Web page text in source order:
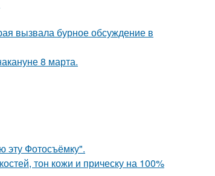
вызвала бурное обсуждение в
8 марта.
эту Фотосъёмку".
тон кожи и прическу на 100%